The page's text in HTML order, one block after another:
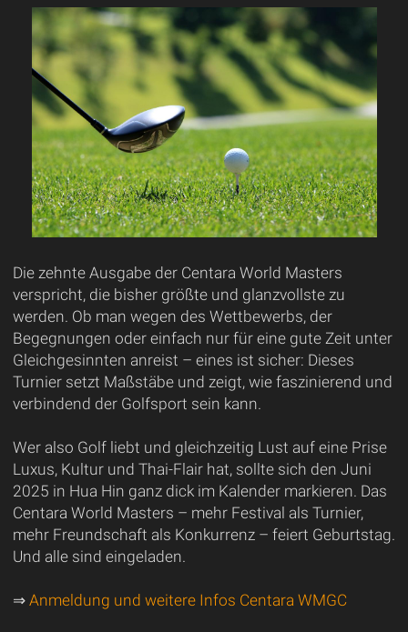
Die zehnte Ausgabe der Centara World Masters
verspricht, die bisher größte und glanzvollste zu
werden. Ob man wegen des Wettbewerbs, der
Begegnungen oder einfach nur für eine gute Zeit unter
Gleichgesinnten anreist – eines ist sicher: Dieses
Turnier setzt Maßstäbe und zeigt, wie faszinierend und
verbindend der Golfsport sein kann.
Wer also Golf liebt und gleichzeitig Lust auf eine Prise
Luxus, Kultur und Thai-Flair hat, sollte sich den Juni
2025 in Hua Hin ganz dick im Kalender markieren. Das
Centara World Masters – mehr Festival als Turnier,
mehr Freundschaft als Konkurrenz – feiert Geburtstag.
Und alle sind eingeladen.
⇒Anmeldung und weitere Infos Centara WMGC